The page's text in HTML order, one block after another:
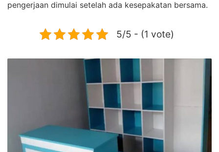
pengerjaan dimulai setelah ada kesepakatan bersama.
5/5 - (1 vote)